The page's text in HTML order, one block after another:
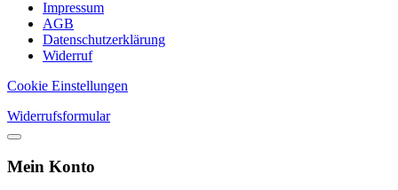
Impressum
AGB
Datenschutzerklärung
Widerruf
Cookie Einstellungen
Widerrufsformular
Mein Konto